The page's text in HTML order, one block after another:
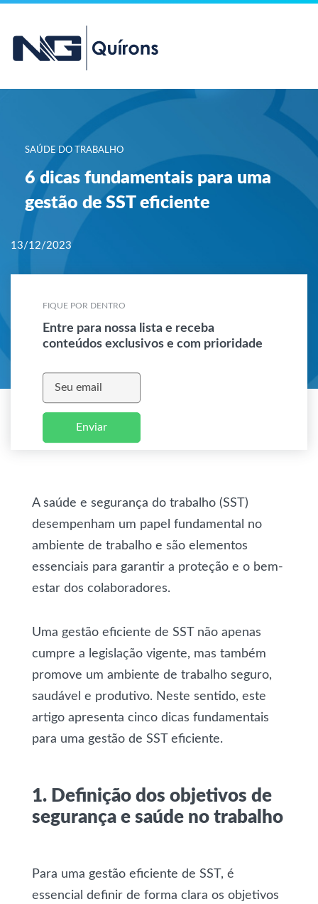
SAÚDE DO TRABALHO
6 dicas fundamentais para uma
gestão de SST eficiente
13/12/2023
FIQUE POR DENTRO
Entre para nossa lista e receba
conteúdos exclusivos e com prioridade
Enviar
A saúde e segurança do trabalho (SST)
desempenham um papel fundamental no
ambiente de trabalho e são elementos
essenciais para garantir a proteção e o bem-
estar dos colaboradores.
Uma gestão eficiente de SST não apenas
cumpre a legislação vigente, mas também
promove um ambiente de trabalho seguro,
saudável e produtivo. Neste sentido, este
artigo apresenta cinco dicas fundamentais
para uma gestão de SST eficiente.
1. Definição dos objetivos de
segurança e saúde no trabalho
Para uma gestão eficiente de SST, é
essencial definir de forma clara os objetivos